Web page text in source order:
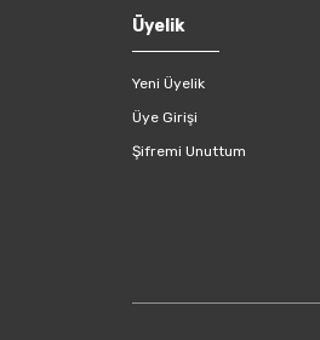
Üyelik
Yeni Üyelik
Üye Girişi
Şifremi Unuttum